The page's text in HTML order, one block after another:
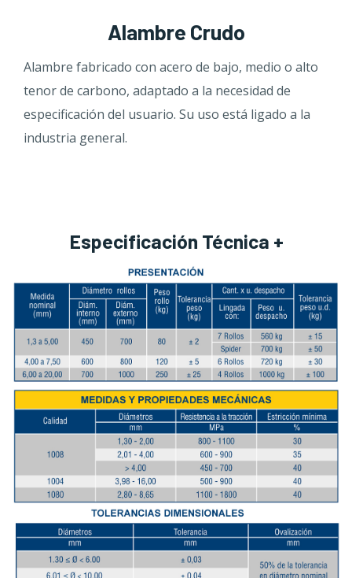
Alambre Crudo
Alambre fabricado con acero de bajo, medio o alto
tenor de carbono, adaptado a la necesidad de
especificación del usuario. Su uso está ligado a la
industria general.
Especificación Técnica +